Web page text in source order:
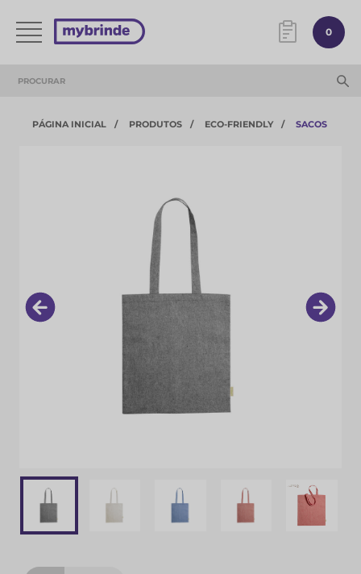
0
PÁGINA INICIAL PRODUTOS ECO-FRIENDLY SACOS